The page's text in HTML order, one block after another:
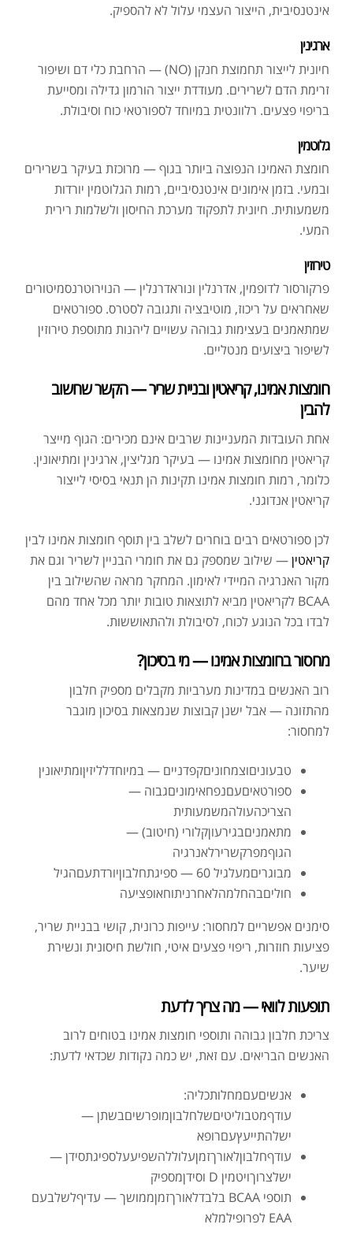
אינטנסיבית, הייצור העצמי עלול לא להספיק.
ארגינין
חיונית לייצור תחמוצת חנקן (NO) — הרחבת כלי דם ושיפור
זרימת הדם לשרירים. מעודדת ייצור הורמון גדילה ומסייעת
בריפוי פצעים. רלוונטית במיוחד לספורטאי כוח וסיבולת.
גלוטמין
חומצת האמינו הנפוצה ביותר בגוף — מרוכזת בעיקר בשרירים
ובמעי. בזמן אימונים אינטנסיביים, רמות הגלוטמין יורדות
משמעותית. חיונית לתפקוד מערכת החיסון ולשלמות רירית
המעי.
טירוזין
פרקורסור לדופמין, אדרנלין ונוראדרנלין — הנוירוטרנסמיטורים
שאחראים על ריכוז, מוטיבציה ותגובה לסטרס. ספורטאים
שמתאמנים בעצימות גבוהה עשויים ליהנות מתוספת טירוזין
לשיפור ביצועים מנטליים.
חומצות אמינו, קריאטין ובניית שריר — הקשר שחשוב
להבין
אחת העובדות המעניינות שרבים אינם מכירים: הגוף מייצר
קריאטין מחומצות אמינו — בעיקר מגליצין, ארגינין ומתיאונין.
כלומר, רמות חומצות אמינו תקינות הן תנאי בסיסי לייצור
קריאטין אנדוגני.
לכן ספורטאים רבים בוחרים לשלב בין תוסף חומצות אמינו לבין
קריאטין— שילוב שמספק גם את חומרי הבניין לשריר וגם את
מקור האנרגיה המיידי לאימון. המחקר מראה שהשילוב בין
BCAA לקריאטין מביא לתוצאות טובות יותר מכל אחד מהם
לבדו בכל הנוגע לכוח, לסיבולת ולהתאוששות.
מחסור בחומצות אמינו — מי בסיכון?
רוב האנשים במדינות מערביות מקבלים מספיק חלבון
מהתזונה — אבל ישנן קבוצות שנמצאות בסיכון מוגבר
למחסור:
טבעוניםוצמחוניםקפדניים — במיוחדלליזיןומתיאונין
ספורטאיםעםנפחאימוניםגבוה —
הצריכהעולהמשמעותית
מתאמניםבגירעוןקלורי (חיטוב) —
הגוףמפרקשרירלאנרגיה
מבוגריםמעלגיל 60 — ספיגתחלבוןיורדתעםהגיל
חוליםבהחלמהלאחרניתוחאופציעה
סימנים אפשריים למחסור: עייפות כרונית, קושי בבניית שריר,
פציעות חוזרות, ריפוי פצעים איטי, חולשת חיסונית ונשירת
שיער.
תופעות לוואי — מה צריך לדעת
צריכת חלבון גבוהה ותוספי חומצות אמינו בטוחים לרוב
האנשים הבריאים. עם זאת, יש כמה נקודות שכדאי לדעת:
אנשיםעםמחלותכליה:
עודףמטבוליטיםשלחלבוןמופרשיםבשתן —
ישלהתייעץעםרופא
עודףחלבוןלאורךזמןעלוללהשפיעעלספיגתסידן —
ישלצרוךויטמין D וסידןמספיק
תוספי BCAA בלבדלאורךזמןממושך — עדיףלשלבעם
EAA לפרופילמלא